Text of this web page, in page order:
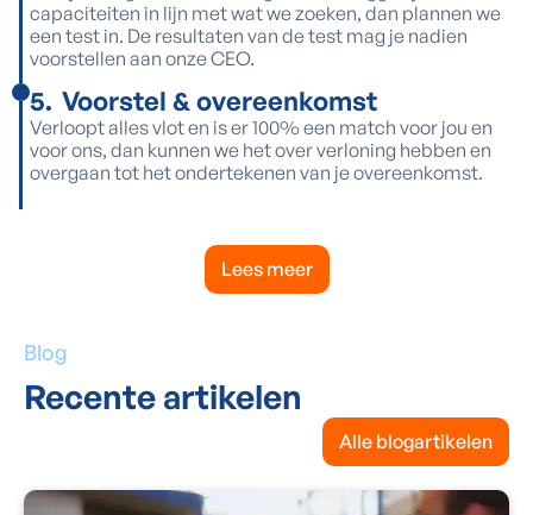
capaciteiten in lijn met wat we zoeken, dan plannen we
een test in. De resultaten van de test mag je nadien
voorstellen aan onze CEO.
5. Voorstel & overeenkomst
Verloopt alles vlot en is er 100% een match voor jou en
voor ons, dan kunnen we het over verloning hebben en
overgaan tot het ondertekenen van je overeenkomst.
Lees meer
Blog
Recente artikelen
Alle blogartikelen